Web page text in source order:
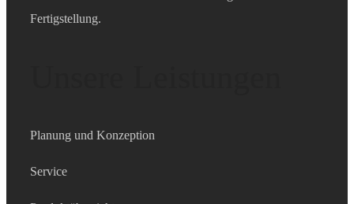
Fertigstellung.
Planung und Konzeption
Service